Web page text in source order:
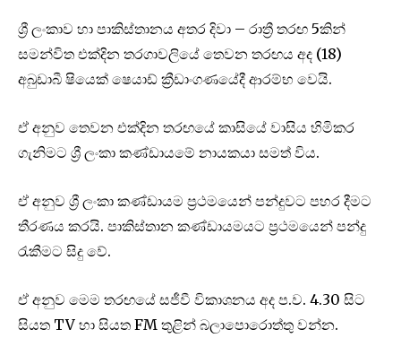
ශ්‍රී ලංකාව හා පාකිස්තානය අතර දිවා – රාත්‍රී තරඟ 5කින්
සමන්විත එක්දින තරගාවලියේ තෙවන තරඟය අද (18)
අබුඩාබී ෂියෙක් ෂෙයාඩ් ක්‍රීඩාංගණයේදී ආරම්භ වෙයි.
ඒ අනුව තෙවන එක්දින තරඟයේ කාසියේ වාසිය හිමිකර
ගැනිමට ශ්‍රී ලංකා කණ්ඩායමේ නායකයා සමත් විය.
ඒ අනුව ශ්‍රී ලංකා කණ්ඩායම ප්‍රථමයෙන් පන්දුවට පහර දීමට
තීරණය කරයි. පාකිස්තාන කණ්ඩායමයට ප්‍රථමයෙන් පන්දු
රැකීමට සිදු වේ.
ඒ අනුව මෙම තරඟයේ සජීවී විකාශනය අද ‍ප.ව. 4.30 සිට
සියත TV හා සියත FM තුළින් බලාපොරොත්තු වන්න.